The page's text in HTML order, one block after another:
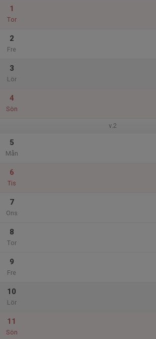
1
Tor
2
Fre
3
Lör
4
Sön
v.2
5
Mån
6
Tis
7
Ons
8
Tor
9
Fre
10
Lör
11
Sön